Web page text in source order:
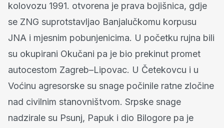
kolovozu 1991. otvorena je prava bojišnica, gdje
se ZNG suprotstavljao Banjalučkomu korpusu
JNA i mjesnim pobunjenicima. U početku rujna bili
su okupirani Okučani pa je bio prekinut promet
autocestom Zagreb–Lipovac. U Četekovcu i u
Voćinu agresorske su snage počinile ratne zločine
nad civilnim stanovništvom. Srpske snage
nadzirale su Psunj, Papuk i dio Bilogore pa je